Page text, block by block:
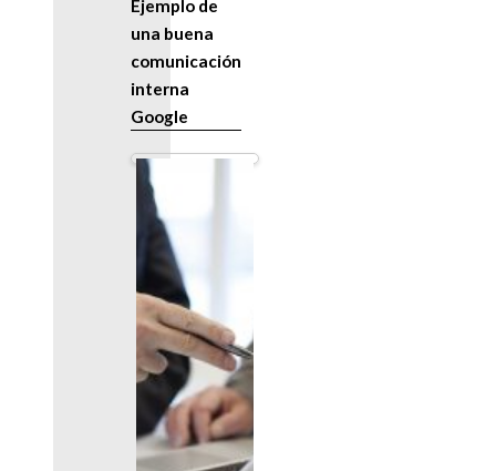
Ejemplo de
una buena
comunicación
interna
Google